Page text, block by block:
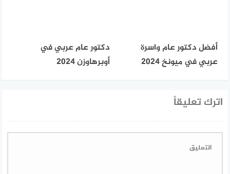
أفضل دكتور عام واسرة
عربي في ميونخ 2024
دكتور عام عربي في
أوبرهاوزن 2024
اترك تعليقاً